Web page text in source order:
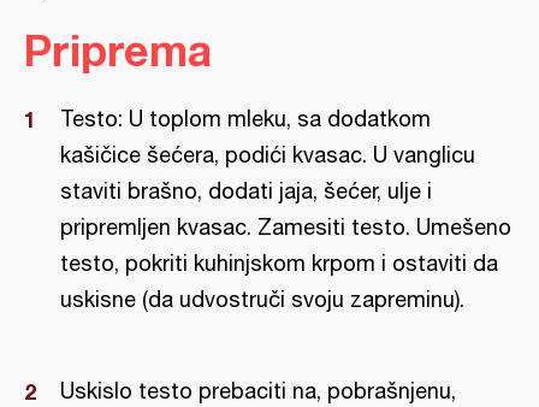
Priprema
Testo: U toplom mleku, sa dodatkom
kašičice šećera, podići kvasac. U vanglicu
staviti brašno, dodati jaja, šećer, ulje i
pripremljen kvasac. Zamesiti testo. Umešeno
testo, pokriti kuhinjskom krpom i ostaviti da
uskisne (da udvostruči svoju zapreminu).
Uskislo testo prebaciti na, pobrašnjenu,